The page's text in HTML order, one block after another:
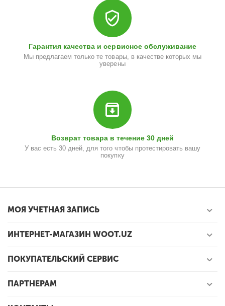
Гарантия качества и сервисное обслуживание
Мы предлагаем только те товары, в качестве которых мы
уверены
Возврат товара в течение 30 дней
У вас есть 30 дней, для того чтобы протестировать вашу
покупку
МОЯ УЧЕТНАЯ ЗАПИСЬ
ИНТЕРНЕТ-МАГАЗИН WOOT.UZ
ПОКУПАТЕЛЬСКИЙ СЕРВИС
ПАРТНЕРАМ